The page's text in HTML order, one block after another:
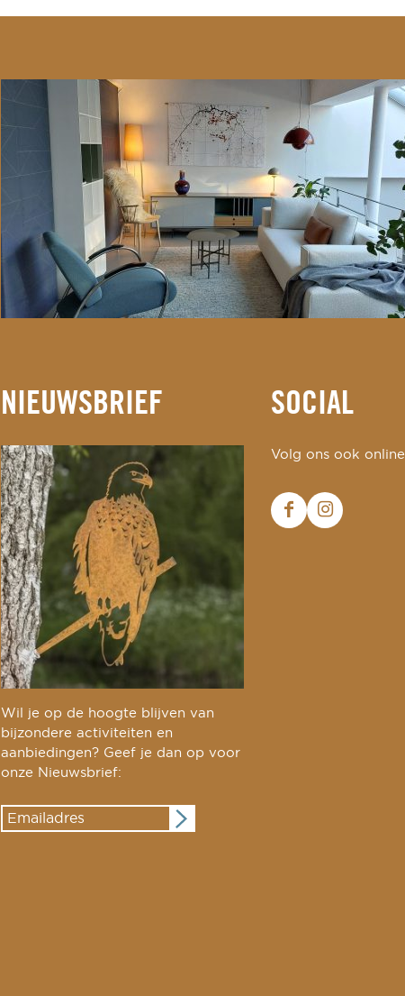
NIEUWSBRIEF
Wil je op de hoogte blijven van
bijzondere activiteiten en
aanbiedingen? Geef je dan op voor
onze Nieuwsbrief:
SOCIAL
Volg ons ook online